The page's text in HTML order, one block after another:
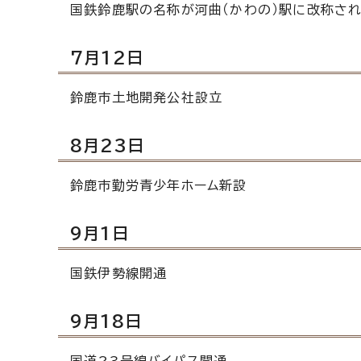
国鉄鈴鹿駅の名称が河曲（かわの）駅に改称さ
7月12日
鈴鹿市土地開発公社設立
8月23日
鈴鹿市勤労青少年ホーム新設
9月1日
国鉄伊勢線開通
9月18日